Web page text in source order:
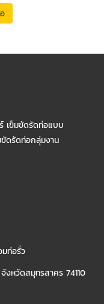
เข็มขัดรัดท่อแบบ
ดรัดท่อกลุ่มงาน
ท่อรั่ว
งหวัดสมุทรสาคร 74110